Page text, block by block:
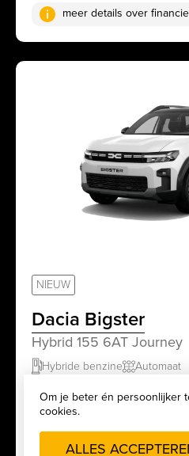
Om je beter én persoonlijker
cookies.
ALLES
meer details over
NIEUW
Dacia Bigster
Hybrid 155 6AT Journey
Hybride benzine Automaat
Adviesprijs
€32.260,00